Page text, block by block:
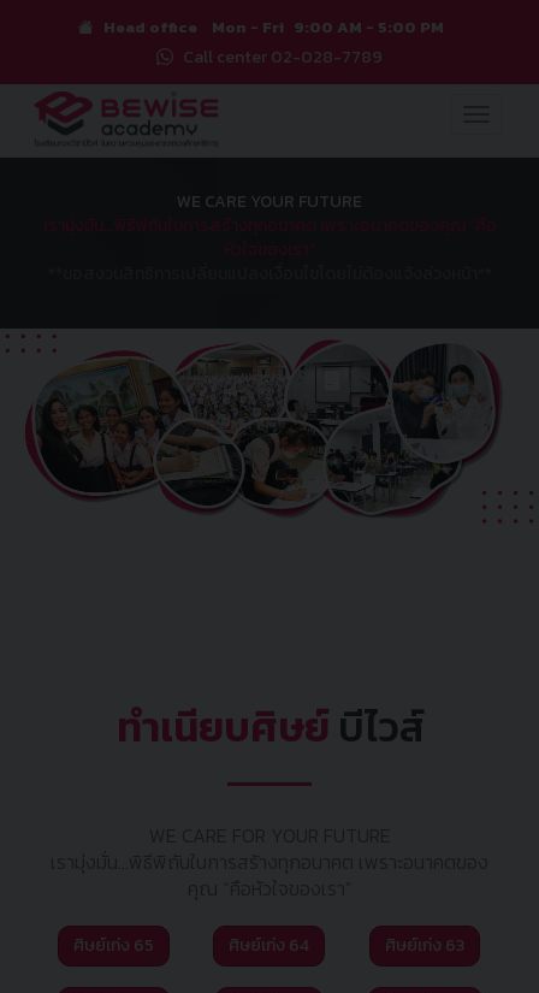
Head office Mon - Fri 9:00 AM - 5:00 PM
Call center 02-028-7789
WE CARE YOUR FUTURE
เรามุ่งมั่น...พิธีพิถันในการสร้างทุกอนาคต เพราะอนาคตของคุณ “คือ
หัวใจของเรา”
ทำเนียบศิษย์ บีไวส์
ศิษย์เก่ง 65 ศิษย์เก่ง 64 ศิษย์เก่ง 63